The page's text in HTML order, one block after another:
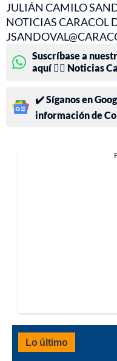
JULIÁN CAMILO
NOTICIAS CARACOL
Suscríbase a
aquí 👉🏻 Noticias
✔️ Síganos en
información de
Lo último